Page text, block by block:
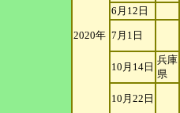
2020年
6月12日
7月1日
10月14日
兵庫
県
10月22日